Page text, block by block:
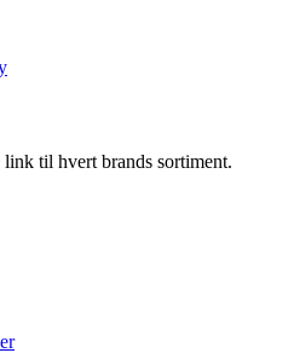
til hvert brands sortiment.